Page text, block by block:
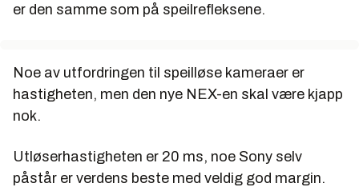
er den samme som på speilrefleksene.
Noe av utfordringen til speilløse kameraer er
hastigheten, men den nye NEX-en skal være kjapp
nok.
Utløserhastigheten er 20 ms, noe Sony selv
påstår er verdens beste med veldig god margin.